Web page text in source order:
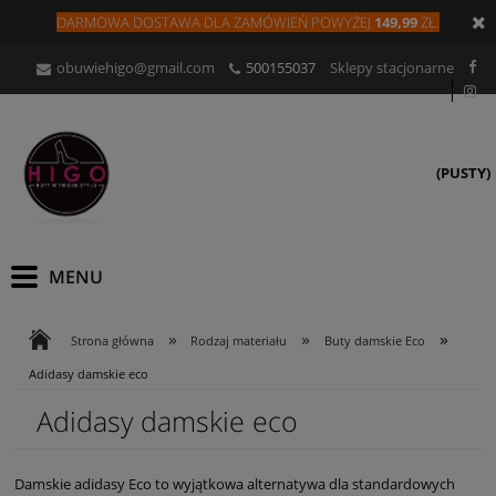
DARMOWA DOSTAWA DLAZAMÓWIEŃ POWYŻEJ 149,99ZŁ.
obuwiehigo@gmail.com 500155037 Sklepy stacjonarne
(PUSTY)
Strona główna » Rodzaj materiału » Buty damskie Eco »
Adidasy damskie eco
Adidasy damskie eco
Damskie adidasy Eco to wyjątkowa alternatywa dla standardowych